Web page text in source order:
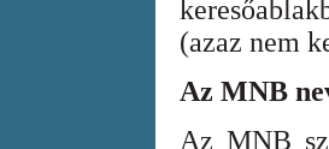
(azaz nem
Az MNB
Az MNB